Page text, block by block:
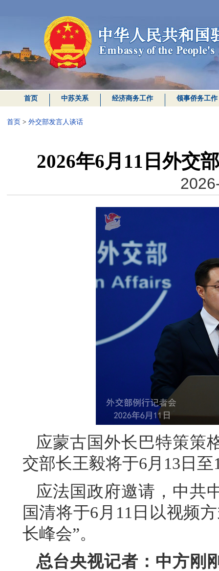
首页 中苏关系 经济商务工作 领事侨务工作
首页 > 外交部发言人谈话
2026年6月11日外交
应蒙古国外长巴特策策
交部长王毅将于6月13日
应法国政府邀请，中共
国清将于6月11日以视频
长峰会”。
总台央视记者：中方刚